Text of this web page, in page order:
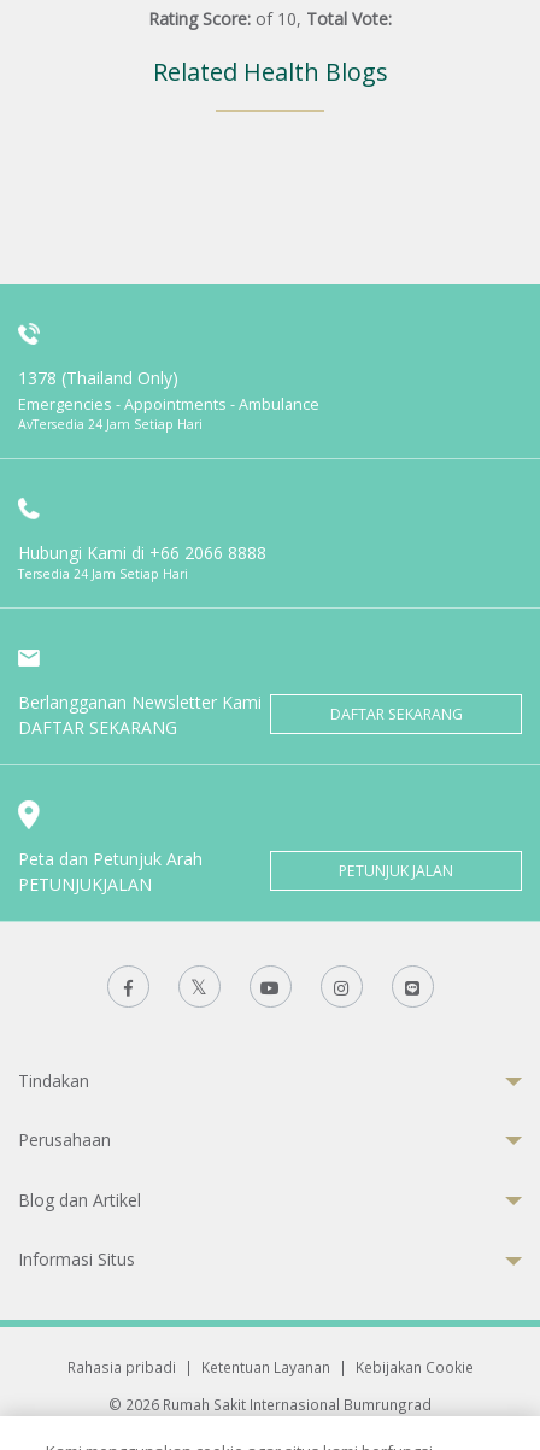
Rating Score: of 10, Total Vote:
Related Health Blogs
1378 (Thailand Only)
Emergencies - Appointments - Ambulance
AvTersedia 24 Jam Setiap Hari
Hubungi Kami di +66 2066 8888
Tersedia 24 Jam Setiap Hari
Berlangganan Newsletter Kami
DAFTAR SEKARANG
DAFTAR SEKARANG
Peta dan Petunjuk Arah
PETUNJUKJALAN
PETUNJUK JALAN
Tindakan
Perusahaan
Blog dan Artikel
Informasi Situs
Rahasia pribadi | Ketentuan Layanan |
Kebijakan Cookie
© 2026 Rumah Sakit Internasional Bumrungrad